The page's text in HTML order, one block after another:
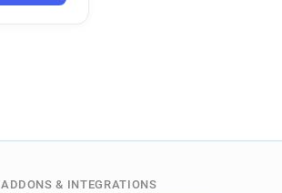
ADDONS & INTEGRATIONS